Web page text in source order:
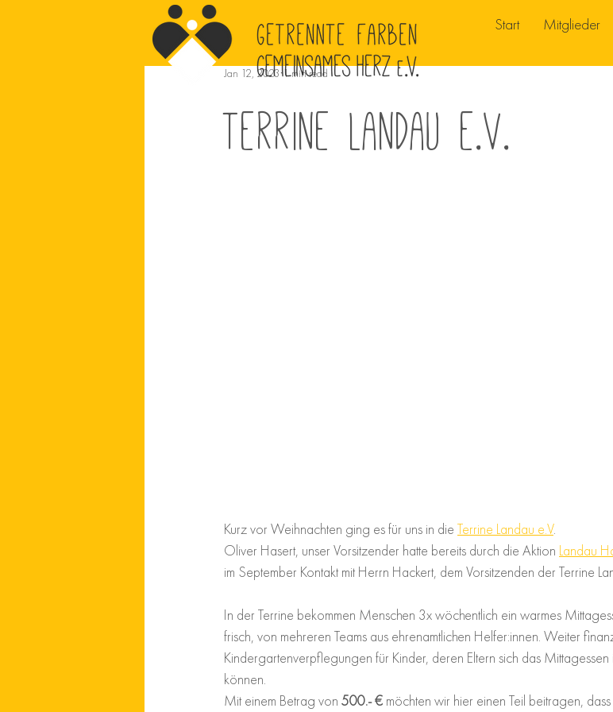
Start Mitglieder
Terrine Landau e.V.
Jan 12, 2023 1 min read
Kurz vor Weihnachten ging es für uns in die Terrine Landau e.V.
Oliver Hasert, unser Vorsitzender hatte bereits durch die Aktion Landau
im September Kontakt mit Herrn Hackert, dem Vorsitzenden der Terrine
In der Terrine bekommen Menschen 3x wöchentlich ein warmes
frisch, von mehreren Teams aus ehrenamtlichen Helfer:innen. Weiter
Kindergartenverpflegungen für Kinder, deren Eltern sich das
können.
Mit einem Betrag von 500.- € möchten wir hier einen Teil beitragen,